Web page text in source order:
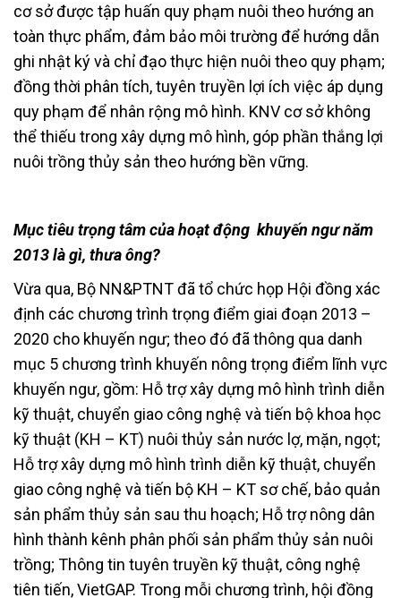
cơ sở được tập huấn quy phạm nuôi theo hướng an
toàn thực phẩm, đảm bảo môi trường để hướng dẫn
ghi nhật ký và chỉ đạo thực hiện nuôi theo quy phạm;
đồng thời phân tích, tuyên truyền lợi ích việc áp dụng
quy phạm để nhân rộng mô hình. KNV cơ sở không
thể thiếu trong xây dựng mô hình, góp phần thắng lợi
nuôi trồng thủy sản theo hướng bền vững.
Mục tiêu trọng tâm của hoạt động khuyến ngư năm
2013 là gì, thưa ông?
Vừa qua, Bộ NN&PTNT đã tổ chức họp Hội đồng xác
định các chương trình trọng điểm giai đoạn 2013 –
2020 cho khuyến ngư; theo đó đã thông qua danh
mục 5 chương trình khuyến nông trọng điểm lĩnh vực
khuyến ngư, gồm: Hỗ trợ xây dựng mô hình trình diễn
kỹ thuật, chuyển giao công nghệ và tiến bộ khoa học
kỹ thuật (KH – KT) nuôi thủy sản nước lợ, mặn, ngọt;
Hỗ trợ xây dựng mô hình trình diễn kỹ thuật, chuyển
giao công nghệ và tiến bộ KH – KT sơ chế, bảo quản
sản phẩm thủy sản sau thu hoạch; Hỗ trợ nông dân
hình thành kênh phân phối sản phẩm thủy sản nuôi
trồng; Thông tin tuyên truyền kỹ thuật, công nghệ
tiên tiến, VietGAP. Trong mỗi chương trình, hội đồng